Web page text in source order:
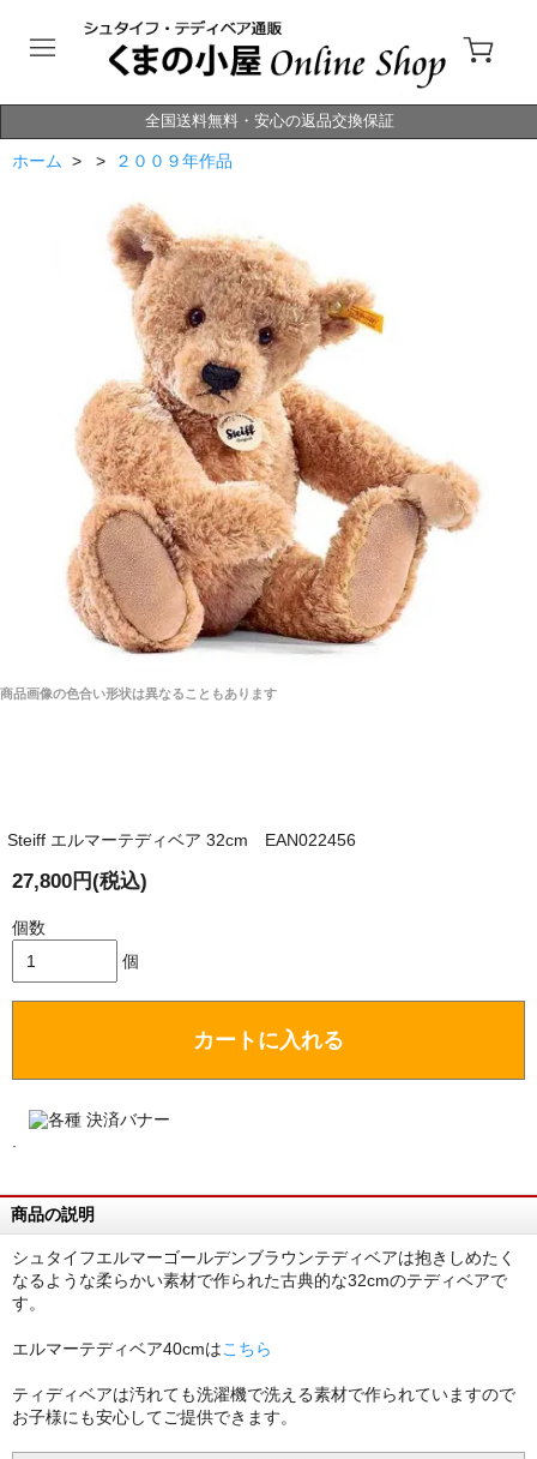
全国送料無料・安心の返品交換保証
ホーム > > ２００９年作品
商品画像の色合い形状は異なることもあります
Steiff エルマーテディベア 32cm EAN022456
27,800円(税込)
個数
個
カートに入れる
商品の説明
シュタイフエルマーゴールデンブラウンテディベアは抱きしめたく
なるような柔らかい素材で作られた古典的な32cmのテディベアで
す。
エルマーテディベア40cmはこちら
ティディベアは汚れても洗濯機で洗える素材で作られていますので
お子様にも安心してご提供できます。